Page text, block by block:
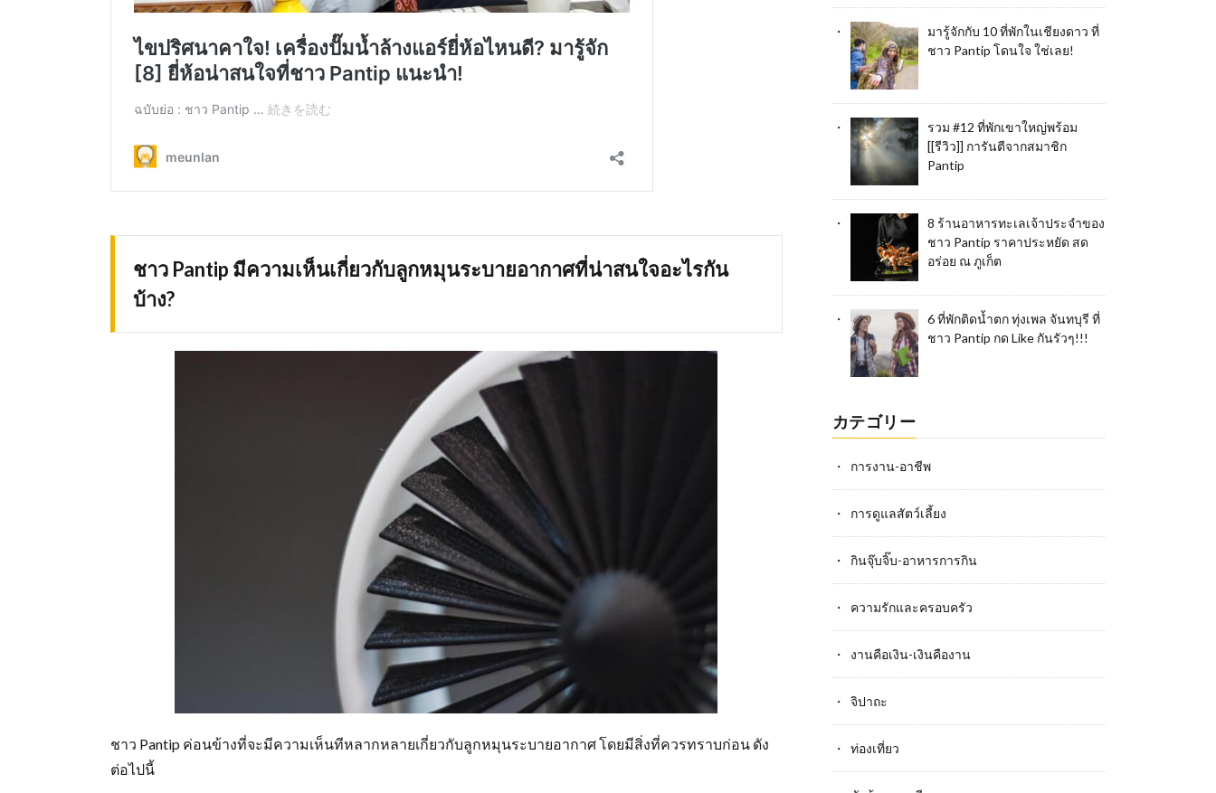
ชาว Pantip มีความเห็นเกี่ยวกับลูกหมุนระบายอากาศที่น่าสนใจอะไรกัน
บ้าง?
ชาว Pantip ค่อนข้างที่จะมีความเห็นทีหลากหลายเกี่ยวกับลูกหมุนระบายอากาศ โดยมีสิ่งที่ควรทราบก่อน ดัง
ต่อไปนี้
มารู้จักกับ 10 ที่พักในเชียงดาว ที่
ชาว Pantip โดนใจ ใช่เลย!
รวม #12 ที่พักเขาใหญ่พร้อม
[[รีวิว]] การันตีจากสมาชิก
Pantip
8 ร้านอาหารทะเลเจ้าประจำของ
ชาว Pantip ราคาประหยัด สด
อร่อย ณ ภูเก็ต
6 ที่พักติดน้ำตก ทุ่งเพล จันทบุรี ที่
ชาว Pantip กด Like กันรัวๆ!!!
カテゴリー
การงาน-อาชีพ
การดูแลสัตว์เลี้ยง
กินจุ๊บจิ๊บ-อาหารการกิน
ความรักและครอบครัว
งานคือเงิน-เงินคืองาน
จิปาถะ
ท่องเที่ยว